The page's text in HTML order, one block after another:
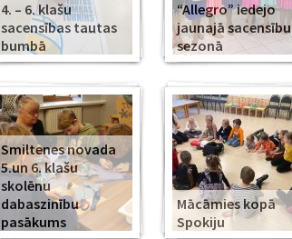
4. – 6. klašu
sacensības tautas
bumbā
“Allegro” iedejo
jaunajā sacensību
sezonā
Smiltenes novada
5.un 6. klašu
skolēnu
dabaszinību
pasākums
Mācāmies kopā
Spokiju